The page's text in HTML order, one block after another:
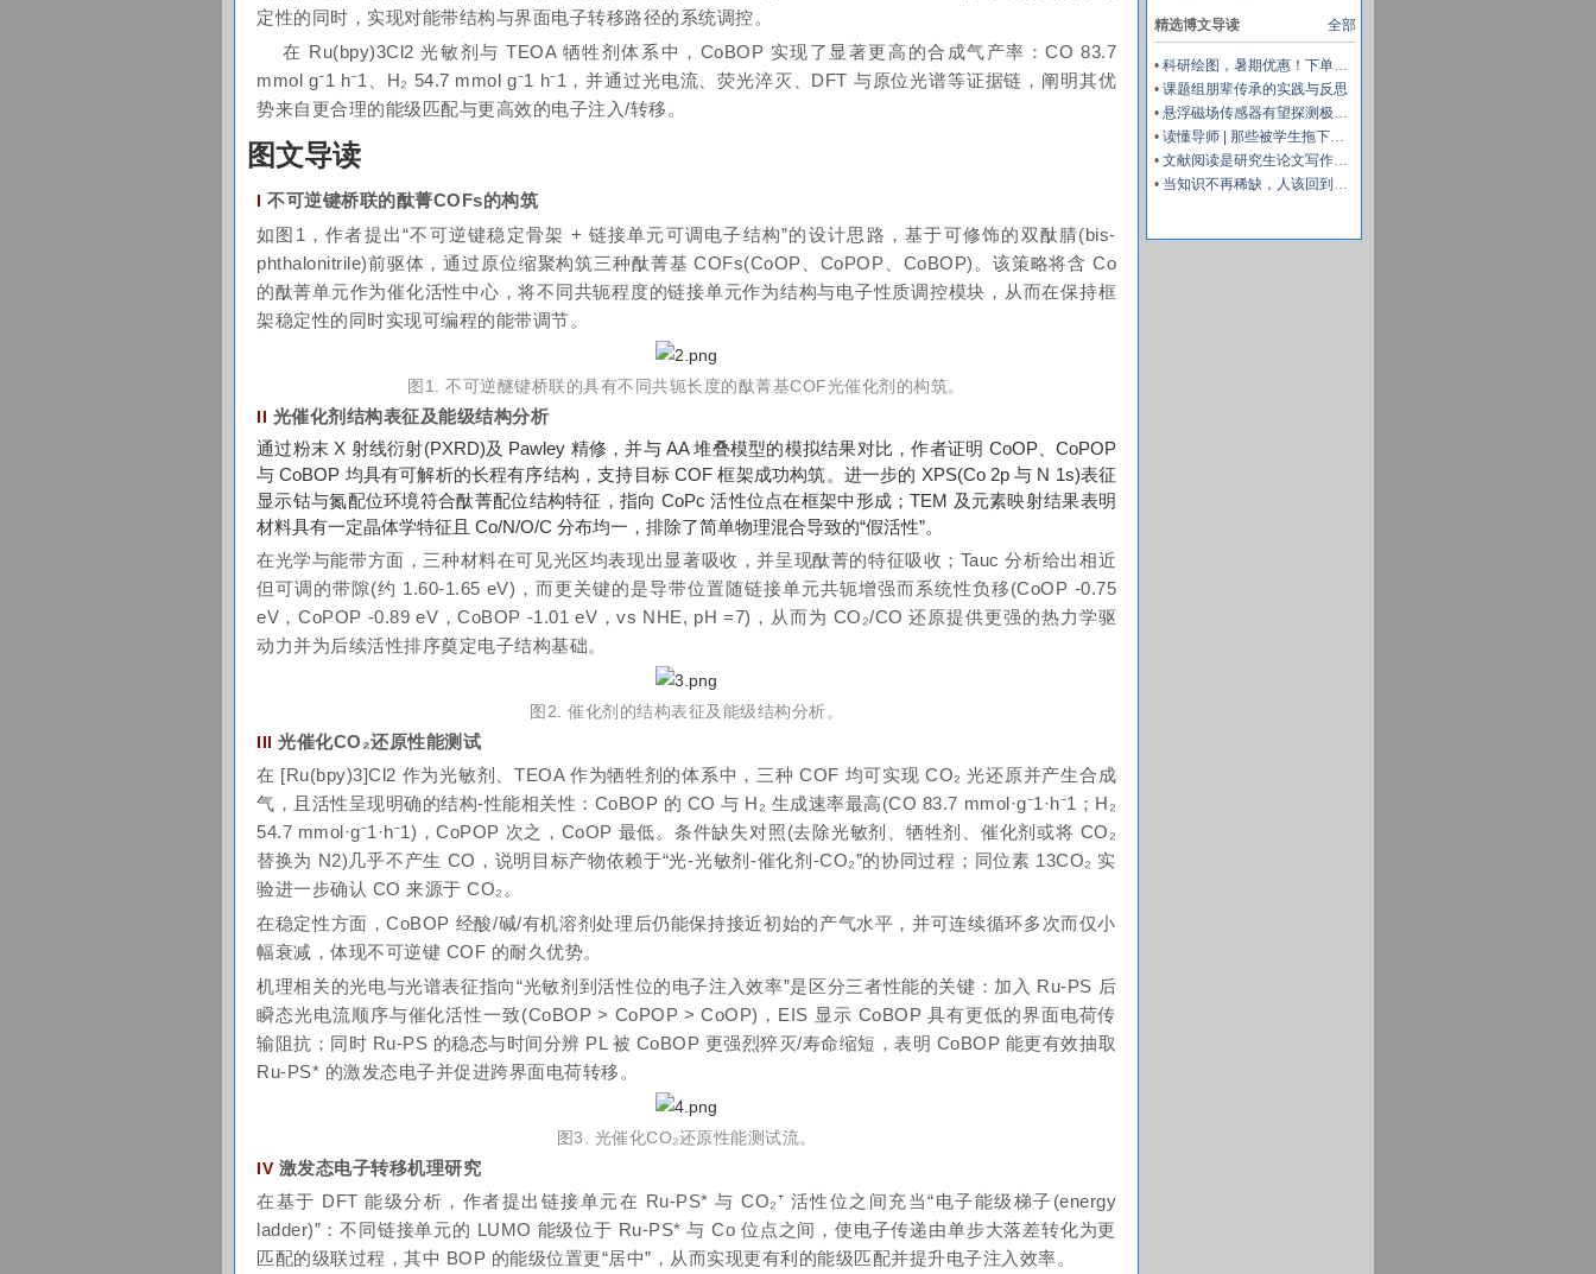
定性的同时，实现对能带结构与界面电子转移路径的系统调控。
在 Ru(bpy)3Cl2 光敏剂与TEOA牺牲剂体系中，CoBOP 实现了显著更高的合成气产率：CO 83.7
mmol g⁻1 h⁻1、H₂ 54.7 mmol g⁻1 h⁻1，并通过光电流、荧光淬灭 、DFT 与原位光谱等证据链，阐明其优
势来自更合理的能级匹配与更高效的电子注入/转移。
图文导读
I 不可逆键桥联的酞菁COFs的构筑
如图1，作者提出“不可逆键稳定骨架 + 链接单元可调电子结构”的设计思路，基于可修饰的双酞腈(bis-
phthalonitrile)前驱体，通过原位缩聚构筑三种酞菁基 COFs(CoOP、CoPOP、CoBOP)。该策略将含 Co
的酞菁单元作为催化活性中心，将不同共轭程度的链接单元作为结构与电子性质调控模块，从而在保持框
架稳定性的同时实现可编程的能带调节。
图1. 不可逆醚键桥联的具有不同共轭长度的酞菁基COF光催化剂的构筑。
II 光催化剂结构表征及能级结构分析
通过粉末 X 射线衍射(PXRD)及 Pawley 精修，并与 AA 堆叠模型的模拟结果对比，作者证明 CoOP、CoPOP
与 CoBOP 均具有可解析的长程有序结构，支持目标 COF 框架成功构筑。进一步的 XPS(Co 2p 与 N 1s)表征
显示钴与氮配位环境符合酞菁配位结构特征，指向 CoPc 活性位点在框架中形成；TEM 及元素映射结果表明
材料具有一定晶体学特征且 Co/N/O/C 分布均一，排除了简单物理混合导致的“假活性”。
在光学与能带方面，三种材料在可见光区均表现出显著吸收，并呈现酞菁的特征吸收；Tauc 分析给出相近
但可调的带隙(约 1.60-1.65 eV)，而更关键的是导带位置随链接单元共轭增强而系统性负移(CoOP -0.75
eV，CoPOP -0.89 eV，CoBOP -1.01 eV，vs NHE, pH =7)，从而为 CO₂/CO 还原提供更强的热力学驱
动力并为后续活性排序奠定电子结构基础。
图2. 催化剂的结构表征及能级结构分析。
III 光催化CO₂还原性能测试
在 [Ru(bpy)3]Cl2 作为光敏剂、TEOA 作为牺牲剂的体系中，三种 COF 均可实现 CO₂ 光还原并产生合成
气，且活性呈现明确的结构-性能相关性：CoBOP 的 CO 与 H₂ 生成速率最高(CO 83.7 mmol·g⁻1·h⁻1；H₂
54.7 mmol·g⁻1·h⁻1)，CoPOP 次之，CoOP 最低。条件缺失对照(去除光敏剂、牺牲剂、催化剂或将 CO₂
替换为 N2)几乎不产生 CO，说明目标产物依赖于“光-光敏剂-催化剂-CO₂”的协同过程；同位素 13CO₂ 实
验进一步确认 CO 来源于 CO₂。
在稳定性方面，CoBOP 经酸/碱/有机溶剂处理后仍能保持接近初始的产气水平，并可连续循环多次而仅小
幅衰减，体现不可逆键 COF 的耐久优势。
机理相关的光电与光谱表征指向“光敏剂到活性位的电子注入效率”是区分三者性能的关键：加入 Ru-PS 后
瞬态光电流顺序与催化活性一致(CoBOP > CoPOP > CoOP)，EIS 显示 CoBOP 具有更低的界面电荷传
输阻抗；同时 Ru-PS 的稳态与时间分辨 PL 被 CoBOP 更强烈猝灭/寿命缩短，表明 CoBOP 能更有效抽取
Ru-PS* 的激发态电子并促进跨界面电荷转移。
图3. 光催化CO₂还原性能测试流。
IV 激发态电子转移机理研究
在基于 DFT 能级分析，作者提出链接单元在 Ru-PS* 与 CO₂⁺ 活性位之间充当“电子能级梯子(energy
ladder)”：不同链接单元的 LUMO 能级位于 Ru-PS* 与 Co 位点之间，使电子传递由单步大落差转化为更
匹配的级联过程，其中 BOP 的能级位置更“居中”，从而实现更有利的能级匹配并提升电子注入效率。
能脱盐
全部
精选博文导读
• 科研绘图，暑期优惠！下单立减500元
• 课题组朋辈传承的实践与反思
• 悬浮磁场传感器有望探测极微弱的大脑活动
• 读懂导师 | 那些被学生拖下水的导师，是不幸的
• 文献阅读是研究生论文写作的最好导师
• 当知识不再稀缺，人该回到哪里？——准大学生的暑假，请留白